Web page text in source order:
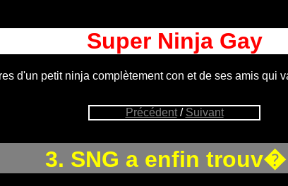
Super Ninja Gay
d'un petit ninja complètement con et de ses amis qui
Précédent/ Suivant
3. SNG a enfin